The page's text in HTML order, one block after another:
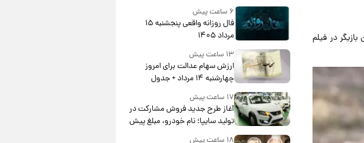
در فیلم
۶ ساعت پیش
فال روزانه واقعی پنجشنبه ۱۵
مرداد ۱۴۰۵
۱۳ ساعت پیش
ارزش سهام عدالت برای امروز
چهارشنبه ۱۴ مرداد + جدول
۱۷ ساعت پیش
آغاز طرح جدید فروش مشارکت در
تولید سایپا؛ نام خودرو، مبلغ پیش
پرداخت و زمان تحویل | سود
۱۸ ساعت پیش